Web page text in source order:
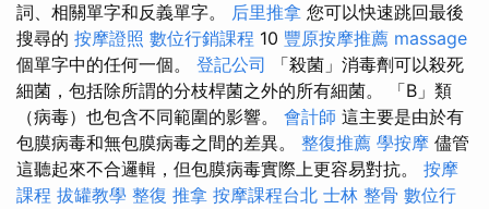
詞、相關單字和反義單字。 后里推拿 您可以快速跳回最後
搜尋的 按摩證照 數位行銷課程 10 豐原按摩推薦 massage
個單字中的任何一個。 登記公司 「殺菌」消毒劑可以殺死
細菌，包括除所謂的分枝桿菌之外的所有細菌。 「B」類
（病毒）也包含不同範圍的影響。 會計師 這主要是由於有
包膜病毒和無包膜病毒之間的差異。 整復推薦 學按摩 儘管
這聽起來不合邏輯，但包膜病毒實際上更容易對抗。 按摩
課程 拔罐教學 整復 推拿 按摩課程台北 士林 整骨 數位行